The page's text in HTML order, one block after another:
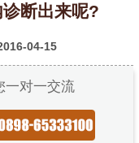
断出来呢?
04-15
一对一交流